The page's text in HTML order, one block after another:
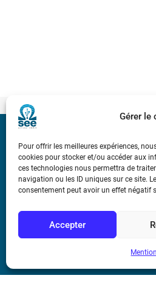
Gérer le
Pour offrir les meilleures expériences,
cookies pour stocker et/ou accéder aux
ces technologies nous permettra de
navigation ou les ID uniques sur ce site.
consentement peut avoir un effet négatif
Accepter